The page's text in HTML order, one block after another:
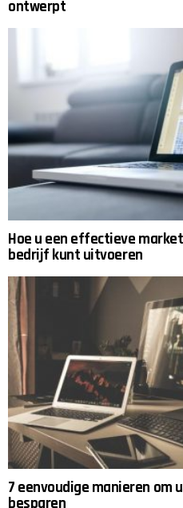
ontwerpt
Hoe u een effectieve
bedrijf kunt uitvoeren
7 eenvoudige manieren om
besparen